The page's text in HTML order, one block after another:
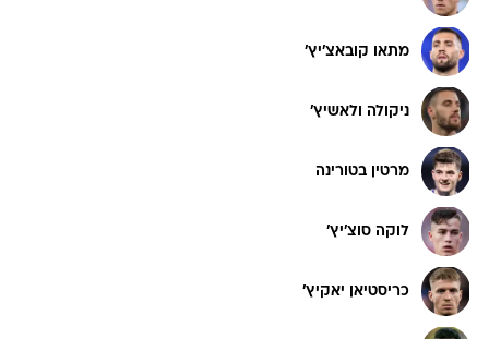
מתאו קובאצ'יץ'
ניקולה ולאשיץ'
מרטין בטורינה
לוקה סוצ'יץ'
כריסטיאן יאקיץ'